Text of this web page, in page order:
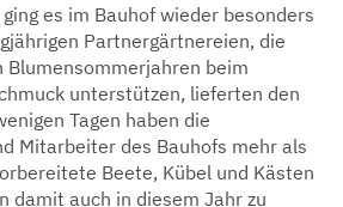
es im Bauhof wieder besonders
Partnergärtnereien, die
Blumensommerjahren beim
unterstützen, lieferten den
Tagen haben die
Mitarbeiter des Bauhofs mehr als
Beete, Kübel und Kästen
damit auch in diesem Jahr zu